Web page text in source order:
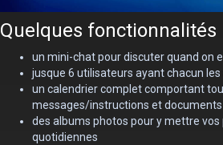
Quelques fonctionnalités
un mini-chat pour discuter quand on
jusque 6 utilisateurs ayant chacun
un calendrier complet comportant
messages/instructions et
des albums photos pour y mettre vos
quotidiennes